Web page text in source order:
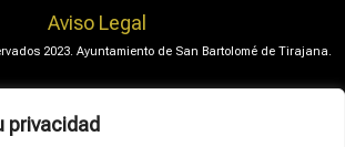
privacidad
Aviso Legal
2023. Ayuntamiento de San Bartolomé de Tirajana.